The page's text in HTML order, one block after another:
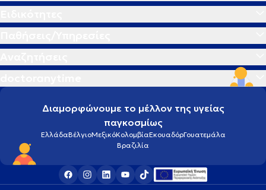
Διαμορφώνουμε το μέλλον της υγείας
παγκοσμίως
ΕλλάδαΒέλγιοΜεξικόΚολομβίαΕκουαδόρΓουατεμάλα
Βραζιλία